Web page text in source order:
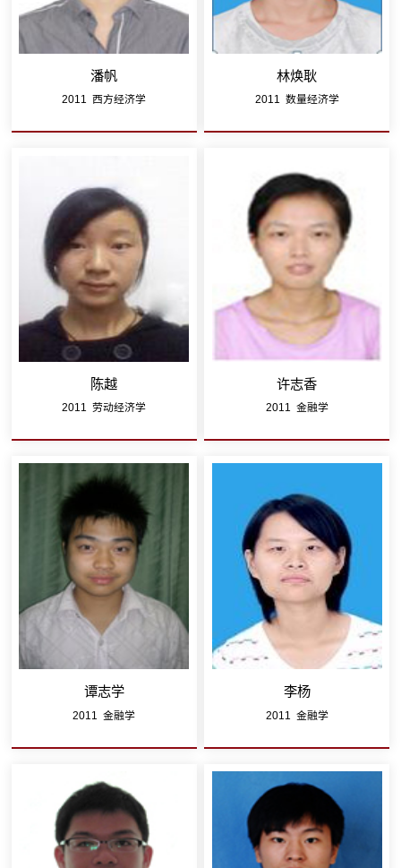
潘帆
2011 西方经济学
林焕耿
2011 数量经济学
陈越
2011 劳动经济学
许志香
2011 金融学
谭志学
2011 金融学
李杨
2011 金融学